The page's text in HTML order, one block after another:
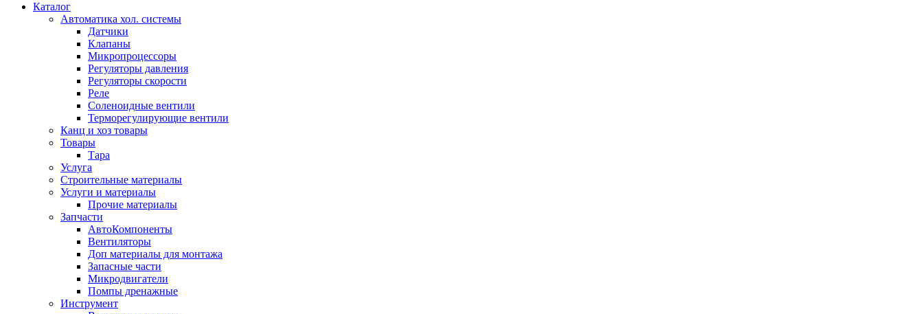
Каталог
Автоматика хол. системы
Датчики
Клапаны
Микропроцессоры
Регуляторы давления
Регуляторы скорости
Реле
Соленоидные вентили
Терморегулирующие вентили
Канц и хоз товары
Товары
Тара
Услуга
Строительные материалы
Услуги и материалы
Прочие материалы
Запчасти
АвтоКомпоненты
Вентиляторы
Доп материалы для монтажа
Запасные части
Микродвигатели
Помпы дренажные
Инструмент